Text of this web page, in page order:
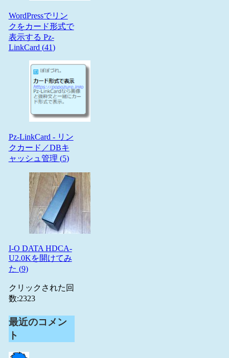
WordPressでリン
クをカード形式で
表示する Pz-
LinkCard (41)
Pz-LinkCard - リン
クカード／DBキ
ャッシュ管理 (5)
I-O DATA HDCA-
U2.0Kを開けてみ
た (9)
クリックされた回
数:2323
最近のコメン
ト